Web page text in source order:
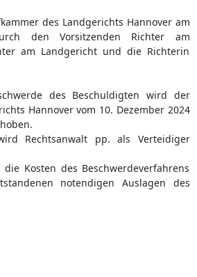
des Landgerichts Hannover am
den Vorsitzenden Richter am
am Landgericht und die Richterin
des Beschuldigten wird der
Hannover vom 10. Dezember 2024
Rechtsanwalt pp. als Verteidiger
Kosten des Beschwerdeverfahrens
notendigen Auslagen des